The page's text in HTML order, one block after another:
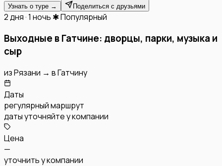
Узнать о туре → Поделиться с друзьями
2 дня · 1 ночь ✱ Популярный
Выходные в Гатчине: дворцы, парки, музыка и
сыр
изРязани → вГатчину
Даты
регулярный маршрут
даты уточняйте у компании
Цена
—
уточнить у компании